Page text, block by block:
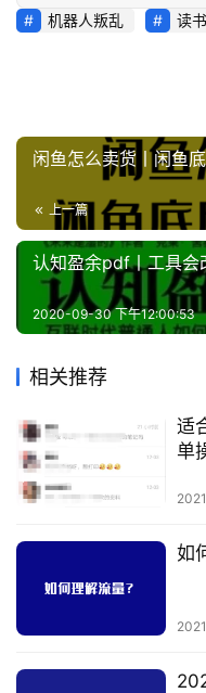
机器人叛乱 读
闲鱼怎么卖货丨闲鱼
上一篇
认知盈余pdf丨工具会
2020-09-30 下午12:00:53
相关推荐
适
单
如